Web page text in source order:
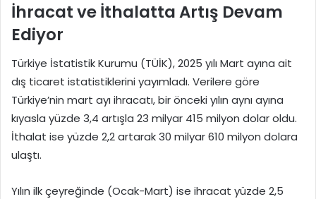
İhracat ve İthalatta Artış Devam
Ediyor
Türkiye İstatistik Kurumu (TÜİK), 2025 yılı Mart ayına ait
dış ticaret istatistiklerini yayımladı. Verilere göre
Türkiye’nin mart ayı ihracatı, bir önceki yılın aynı ayına
kıyasla yüzde 3,4 artışla 23 milyar 415 milyon dolar oldu.
İthalat ise yüzde 2,2 artarak 30 milyar 610 milyon dolara
ulaştı.
Yılın ilk çeyreğinde (Ocak-Mart) ise ihracat yüzde 2,5